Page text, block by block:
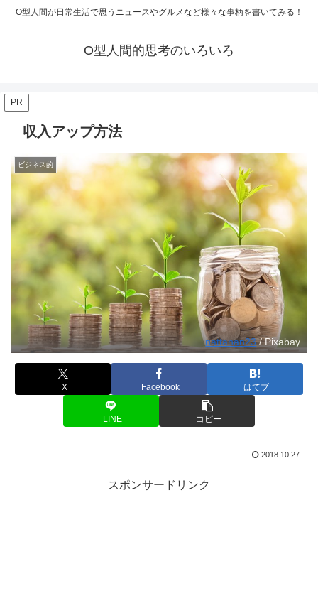
O型人間が日常生活で思うニュースやグルメなど様々な事柄を書いてみる！
O型人間的思考のいろいろ
PR
収入アップ方法
ビジネス的
nattanan23/ Pixabay
X Facebook はてブ
LINE コピー
2018.10.27
スポンサードリンク